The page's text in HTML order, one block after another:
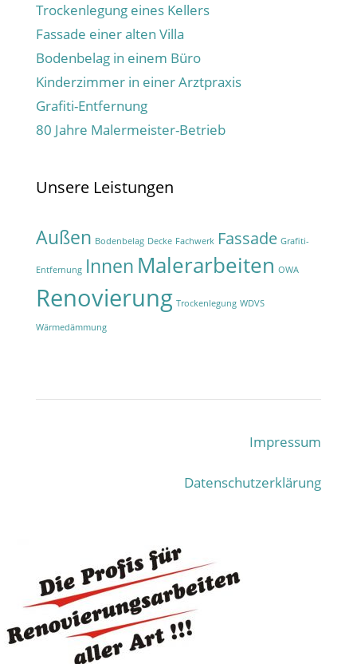
Trockenlegung eines Kellers
Fassade einer alten Villa
Bodenbelag in einem Büro
Kinderzimmer in einer Arztpraxis
Grafiti-Entfernung
80 Jahre Malermeister-Betrieb
Unsere Leistungen
Außen Bodenbelag Decke Fachwerk Fassade Grafiti-
Entfernung Innen Malerarbeiten OWA
Renovierung Trockenlegung WDVS
Wärmedämmung
Impressum
Datenschutzerklärung